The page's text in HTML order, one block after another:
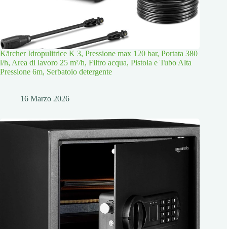
Kärcher Idropulitrice K 3, Pressione max 120 bar, Portata 380
l/h, Area di lavoro 25 m²/h, Filtro acqua, Pistola e Tubo Alta
Pressione 6m, Serbatoio detergente
16 Marzo 2026